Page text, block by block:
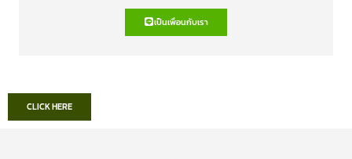
เป็นเพื่อนกับเรา
CLICK HERE